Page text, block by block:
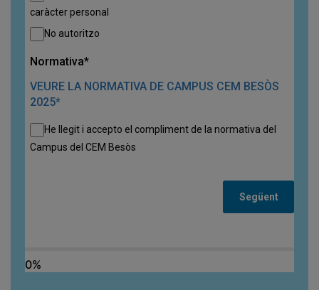
caràcter personal
No autoritzo
Normativa*
VEURE LA NORMATIVA DE CAMPUS CEM BESÒS
2025*
He llegit i accepto el compliment de la normativa del
Campus del CEM Besòs
Següent
0%